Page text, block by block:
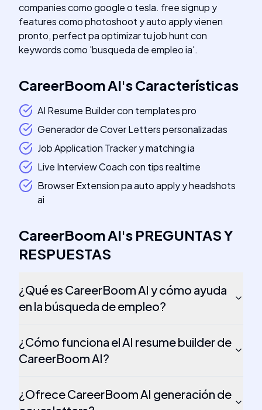
companies como google o tesla. free signup y
features como photoshoot y auto apply vienen
pronto, perfect pa optimizar tu job hunt con
keywords como 'busqueda de empleo ia'.
CareerBoom AI'sCaracterísticas
AI Resume Builder con templates pro
Generador de Cover Letters personalizadas
Job Application Tracker y matching ia
Live Interview Coach con tips realtime
Browser Extension pa auto apply y headshots
ai
CareerBoom AI's PREGUNTAS Y
RESPUESTAS
¿Qué es CareerBoom AI y cómo ayuda
en la búsqueda de empleo?
¿Cómo funciona el AI resume builder de
CareerBoom AI?
¿Ofrece CareerBoom AI generación de